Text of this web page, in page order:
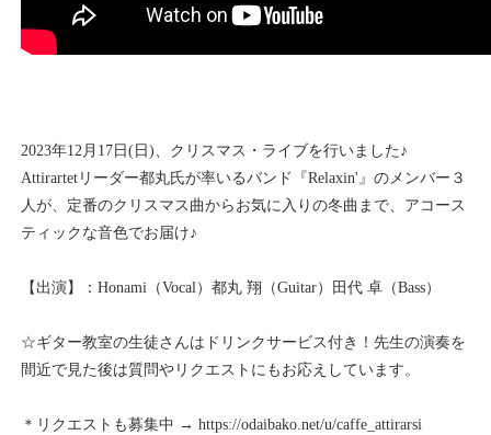
2023年12月17日(日)、クリスマス・ライブを行いました♪
Attirartetリーダー都丸氏が率いるバンド『Relaxin'』のメンバー３
人が、定番のクリスマス曲からお気に入りの冬曲まで、アコース
ティックな音色でお届け♪
【出演】：Honami（Vocal）都丸 翔（Guitar）田代 卓（Bass）
☆ギター教室の生徒さんはドリンクサービス付き！先生の演奏を
間近で見た後は質問やリクエストにもお応えしています。
＊リクエストも募集中 →https://odaibako.net/u/caffe_attirarsi